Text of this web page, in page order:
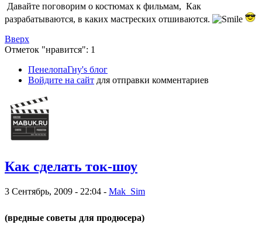
Давайте поговорим о костюмах к фильмам, Как
разрабатываются, в каких мастреских отшиваются.
Вверх
Отметок "нравится": 1
ПенелопаГну's блог
Войдите на сайт для отправки комментариев
Как сделать ток-шоу
3 Сентябрь, 2009 - 22:04 - Mak_Sim
(вредные советы для продюсера)